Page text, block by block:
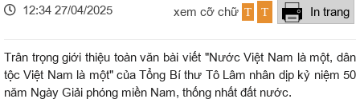
12:34 27/04/2025 xem cỡ chữ T T In trang
Trân trọng giới thiệu toàn văn bài viết "Nước Việt Nam là một, dân
tộc Việt Nam là một" của Tổng Bí thư Tô Lâm nhân dịp kỷ niệm 50
năm Ngày Giải phóng miền Nam, thống nhất đất nước.